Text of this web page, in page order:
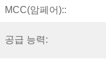
MCC(암페어)::
공급 능력: